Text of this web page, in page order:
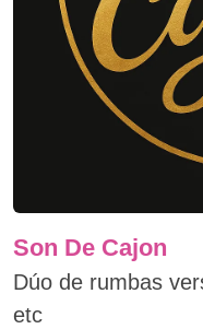
Son De Cajon
Dúo de rumbas
etc